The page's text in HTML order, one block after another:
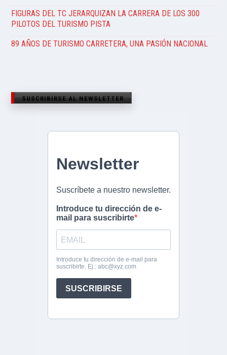
FIGURAS DEL TC JERARQUIZAN LA CARRERA DE LOS 300
PILOTOS DEL TURISMO PISTA
89 AÑOS DE TURISMO CARRETERA, UNA PASIÓN NACIONAL
SUSCRIBIRSE AL NEWSLETTER